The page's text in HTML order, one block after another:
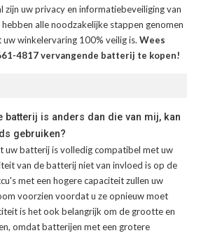
zijn uw privacy en informatiebeveiliging van
alle noodzakelijke stappen genomen
winkelervaring 100% veilig is. Wees
4817 vervangende batterij te kopen!
batterij is anders dan die van mij, kan
gebruiken?
uw batterij is volledig compatibel met uw
van de batterij niet van invloed is op de
met een hogere capaciteit zullen uw
voorzien voordat u ze opnieuw moet
is het ook belangrijk om de grootte en
omdat batterijen met een grotere